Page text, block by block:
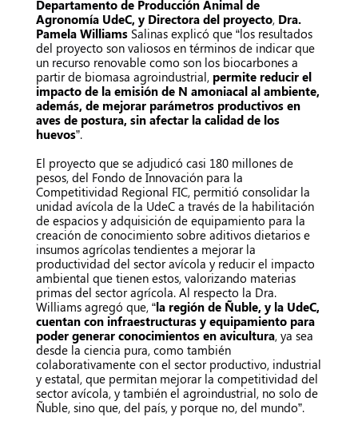
Departamento de Producción Animal de
Agronomía UdeC, y Directora del proyecto, Dra.
Pamela Williams Salinas explicó que “los resultados
del proyecto son valiosos en términos de indicar que
un recurso renovable como son los biocarbones a
partir de biomasa agroindustrial, permite reducir el
impacto de la emisión de N amoniacal al ambiente,
además, de mejorar parámetros productivos en
aves de postura, sin afectar la calidad de los
huevos”.
El proyecto que se adjudicó casi 180 millones de
pesos, del Fondo de Innovación para la
Competitividad Regional FIC, permitió consolidar la
unidad avícola de la UdeC a través de la habilitación
de espacios y adquisición de equipamiento para la
creación de conocimiento sobre aditivos dietarios e
insumos agrícolas tendientes a mejorar la
productividad del sector avícola y reducir el impacto
ambiental que tienen estos, valorizando materias
primas del sector agrícola. Al respecto la Dra.
Williams agregó que, “la región de Ñuble, y la UdeC,
cuentan con infraestructuras y equipamiento para
poder generar conocimientos en avicultura, ya sea
desde la ciencia pura, como también
colaborativamente con el sector productivo, industrial
y estatal, que permitan mejorar la competitividad del
sector avícola, y también el agroindustrial, no solo de
Ñuble, sino que, del país, y porque no, del mundo”.